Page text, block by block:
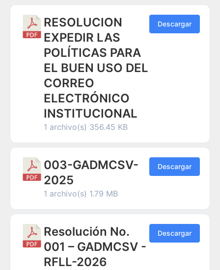
RESOLUCION
EXPEDIR LAS
POLÍTICAS PARA
EL BUEN USO DEL
CORREO
ELECTRÓNICO
INSTITUCIONAL
1 archivo(s) 356.45 KB
Descargar
003-GADMCSV-
2025
1 archivo(s) 1.79 MB
Descargar
Resolución No.
001 – GADMCSV -
RFLL-2026
Descargar